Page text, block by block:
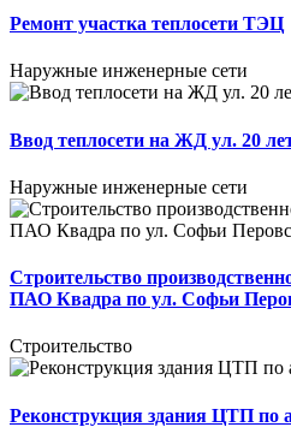
Ремонт участка теплосети ТЭЦ
Наружные инженерные сети
Ввод теплосети на ЖД ул. 20
Наружные инженерные сети
Строительство
ПАО Квадра по ул. Софьи
Строительство
Реконструкция здания ЦТП по